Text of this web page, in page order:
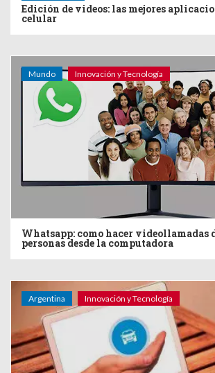
Edición de videos: las mejores
celular
Mundo Innovación y Tecnología
Whatsapp: como hacer videollamadas
personas desde la computadora
Argentina Innovación y Tecnología